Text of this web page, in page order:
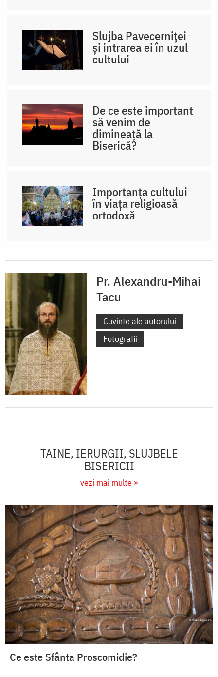
Slujba Pavecerniței
și intrarea ei în uzul
cultului
De ce este important
să venim de
dimineață la
Biserică?
Importanța cultului
în viața religioasă
ortodoxă
Pr. Alexandru-Mihai
Tacu
Cuvinte ale autorului
Fotografii
TAINE, IERURGII, SLUJBELE
BISERICII
vezi mai multe »
Ce este Sfânta Proscomidie?